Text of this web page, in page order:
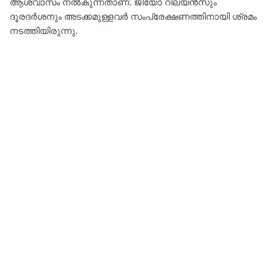
ദൂരദർശനും അടക്കമുള്ളവർ സംപ്രേക്ഷണത്തിനായി ശ്രമം
നടത്തിയിരുന്നു.